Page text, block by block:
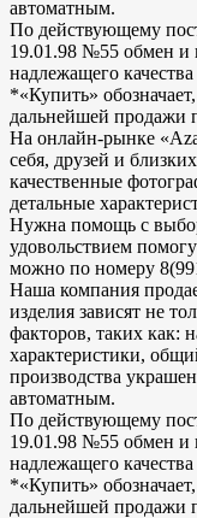
автоматным.
По действующему
19.01.98 №55 обмен и
надлежащего
*«Купить»
дальнейшей продажи
На онлайн-рынке
себя, друзей и
качественные
детальные
Нужна помощь с
удовольствием
можно по номеру
Наша компания
изделия зависят не
факторов, таких как:
характеристики,
производства
автоматным.
По действующему
19.01.98 №55 обмен и
надлежащего
*«Купить»
дальнейшей продажи